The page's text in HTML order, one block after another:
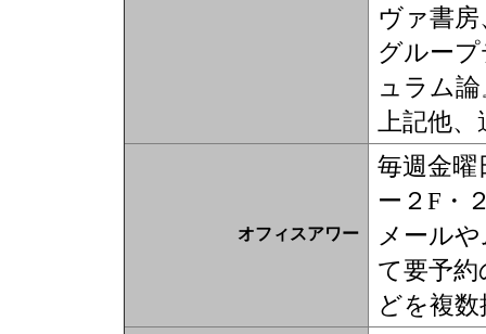
ヴァ書房
グルー
ュラム
上記他
オフィスアワー
毎週金曜
ー２F・
メール
て要予
どを複